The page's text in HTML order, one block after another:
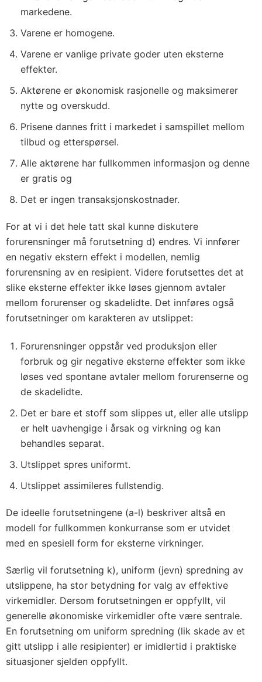
markedene.
Varene er homogene.
Varene er vanlige private goder uten eksterne
effekter.
Aktørene er økonomisk rasjonelle og maksimerer
nytte og overskudd.
Prisene dannes fritt i markedet i samspillet mellom
tilbud og etterspørsel.
Alle aktørene har fullkommen informasjon og denne
er gratis og
Det er ingen transaksjonskostnader.
For at vi i det hele tatt skal kunne diskutere
forurensninger må forutsetning d) endres. Vi innfører
en negativ ekstern effekt i modellen, nemlig
forurensning av en resipient. Videre forutsettes det at
slike eksterne effekter ikke løses gjennom avtaler
mellom forurenser og skadelidte. Det innføres også
forutsetninger om karakteren av utslippet:
Forurensninger oppstår ved produksjon eller
forbruk og gir negative eksterne effekter som ikke
løses ved spontane avtaler mellom forurenserne og
de skadelidte.
Det er bare et stoff som slippes ut, eller alle utslipp
er helt uavhengige i årsak og virkning og kan
behandles separat.
Utslippet spres uniformt.
Utslippet assimileres fullstendig.
De ideelle forutsetningene (a-l) beskriver altså en
modell for fullkommen konkurranse som er utvidet
med en spesiell form for eksterne virkninger.
Særlig vil forutsetning k), uniform (jevn) spredning av
utslippene, ha stor betydning for valg av effektive
virkemidler. Dersom forutsetningen er oppfyllt, vil
generelle økonomiske virkemidler ofte være sentrale.
En forutsetning om uniform spredning (lik skade av et
gitt utslipp i alle resipienter) er imidlertid i praktiske
situasjoner sjelden oppfyllt.